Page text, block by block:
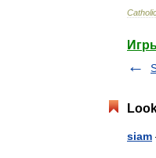
siam